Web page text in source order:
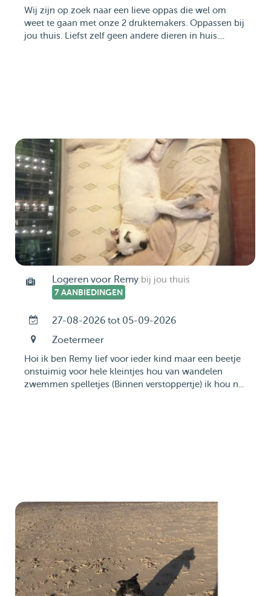
Wij zijn op zoek naar een lieve oppas die wel om
weet te gaan met onze 2 druktemakers. Oppassen bij
jou thuis. Liefst zelf geen andere dieren in huis....
Logeren voor Remy bij jou thuis
7 AANBIEDINGEN
27-08-2026 tot 05-09-2026
Zoetermeer
Hoi ik ben Remy lief voor ieder kind maar een beetje
onstuimig voor hele kleintjes hou van wandelen
zwemmen spelletjes (Binnen verstoppertje) ik hou n...